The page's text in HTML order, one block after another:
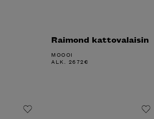
Raimond kattovalaisin
MOOOI
ALK. 2672€